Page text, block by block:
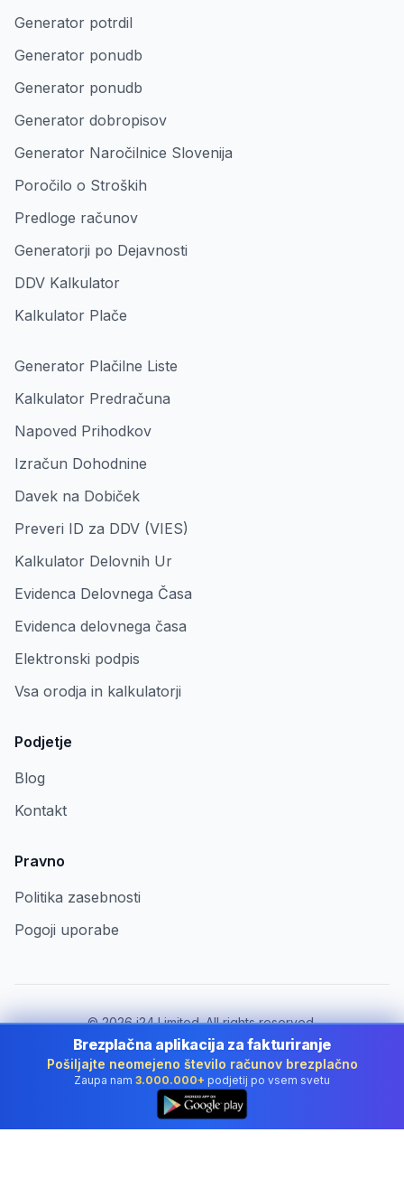
Generator potrdil
Generator ponudb
Generator ponudb
Generator dobropisov
Generator Naročilnice Slovenija
Poročilo o Stroških
Predloge računov
Generatorji po Dejavnosti
DDV Kalkulator
Kalkulator Plače
Generator Plačilne Liste
Kalkulator Predračuna
Napoved Prihodkov
Izračun Dohodnine
Davek na Dobiček
Preveri ID za DDV (VIES)
Kalkulator Delovnih Ur
Evidenca Delovnega Časa
Evidenca delovnega časa
Elektronski podpis
Vsa orodja in kalkulatorji
Podjetje
Blog
Kontakt
Pravno
Politika zasebnosti
Pogoji uporabe
©2026i24 Limited. All rights reserved.
Za podjetja v Slovenia
Spremeni državo:
Slovenia
Brezplačna aplikacija za fakturiranje
Pošiljajte neomejeno število računov brezplačno
Zaupa nam 3.000.000+ podjetij po vsem svetu